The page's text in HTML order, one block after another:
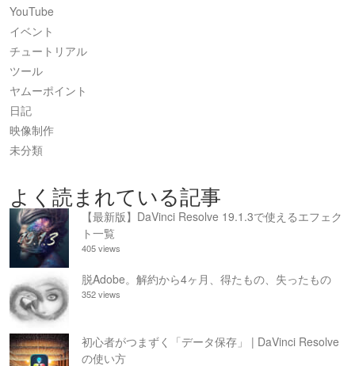
YouTube
イベント
チュートリアル
ツール
ヤムーポイント
日記
映像制作
未分類
よく読まれている記事
【最新版】DaVinci Resolve 19.1.3で使えるエフェク
ト一覧
405 views
脱Adobe。解約から4ヶ月、得たもの、失ったもの
352 views
初心者がつまずく「データ保存」 | DaVinci Resolve
の使い方